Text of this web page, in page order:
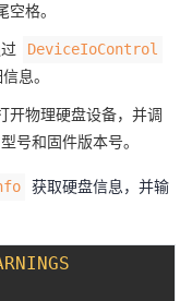
空格。
DeviceIoControl
息。
开物理硬盘设备，并调
号和固件版本号。
获取硬盘信息，并输